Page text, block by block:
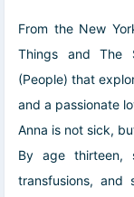
From the New
Things and The
(People) that
and a passionate
Anna is not sick,
By age thirteen,
transfusions,